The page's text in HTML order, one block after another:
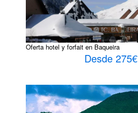
Oferta hotel y forfait en Baqueira
Desde 275€